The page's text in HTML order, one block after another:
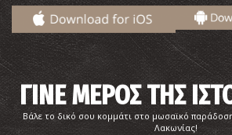
Μουσείο Ναυτικής Τέχνης και
ΜΟΥΣΕΙΑ
ΓΙΝΕ ΜΕΡΟΣ ΤΗΣ
Βάλε το δικό σου κομμάτι στο μωσαϊκό
Λακωνίας!